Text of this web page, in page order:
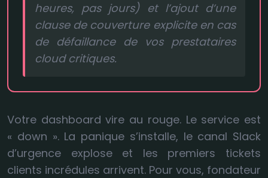
heures, pas jours) et l’ajout d’une
clause de couverture explicite en cas
de défaillance de vos prestataires
cloud critiques.
Votre dashboard vire au rouge. Le service est
« down ». La panique s’installe, le canal Slack
d’urgence explose et les premiers tickets
clients incrédules arrivent. Pour vous, fondateur